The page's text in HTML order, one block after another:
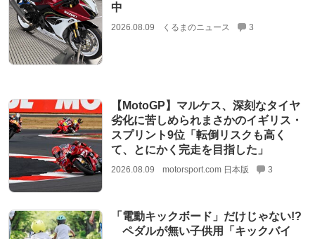
中
2026.08.09 くるまのニュース 3
【MotoGP】マルケス、深刻なタイヤ
劣化に苦しめられまさかのイギリス・
スプリント9位「転倒リスクも高く
て、とにかく完走を目指した」
2026.08.09 motorsport.com 日本版 3
「電動キックボード」だけじゃない!?
ペダルが無い子供用「キックバイ